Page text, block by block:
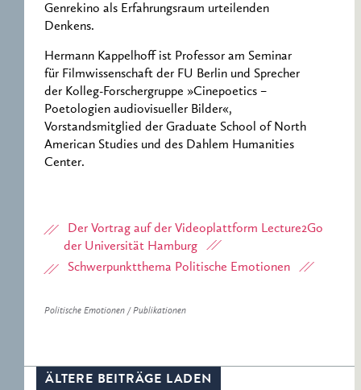
Genrekino als Erfahrungsraum urteilenden
Denkens.
Hermann Kappelhoff ist Professor am Seminar
für Filmwissenschaft der FU Berlin und Sprecher
der Kolleg-Forschergruppe »Cinepoetics –
Poetologien audiovisueller Bilder«,
Vorstandsmitglied der Graduate School of North
American Studies und des Dahlem Humanities
Center.
Der Vortrag auf der Videoplattform Lecture2Go
der Universität Hamburg
Schwerpunktthema Politische Emotionen
Politische Emotionen / Publikationen
ÄLTERE BEITRÄGE LADEN